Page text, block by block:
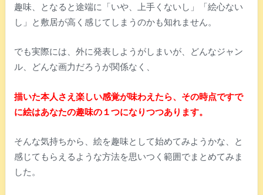
趣味、となると途端に「いや、上手くないし」「絵心ない
し」と敷居が高く感じてしまうのかも知れません。
でも実際には、外に発表しようがしまいが、どんなジャン
ル、どんな画力だろうが関係なく、
描いた本人さえ楽しい感覚が味わえたら、その時点ですで
に絵はあなたの趣味の１つになりつつあります。
そんな気持ちから、絵を趣味として始めてみようかな、と
感じてもらえるような方法を思いつく範囲でまとめてみま
した。